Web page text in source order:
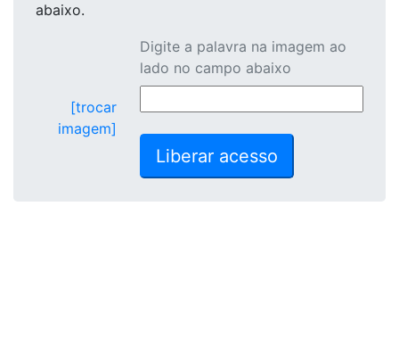
abaixo.
[trocar
imagem]
Digite a palavra na imagem ao
lado no campo abaixo